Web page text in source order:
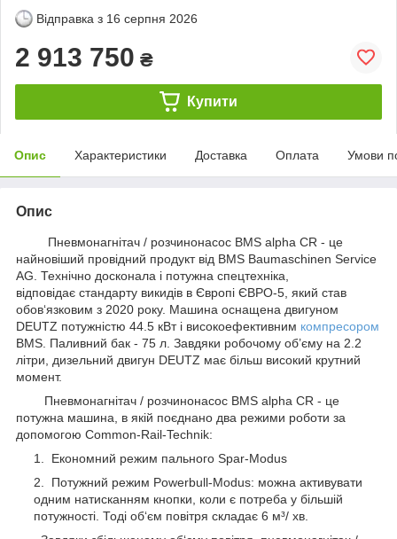
Відправка з 16 серпня 2026
2 913 750 ₴
Купити
Опис Характеристики Доставка Оплата Умови
Опис
Пневмонагнітач / розчинонасос BMS alpha CR - це
найновіший провідний продукт від BMS Baumaschinen Service
AG. Технічно досконала і потужна спецтехніка,
відповідає стандарту викидів в Європі ЄВРО-5, який став
обов‘язковим з 2020 року. Машина оснащена двигуном
DEUTZ потужністю 44.5 кВт і високоефективним компресором
BMS. Паливний бак - 75 л. Завдяки робочому об’єму на 2.2
літри, дизельний двигун DEUTZ має більш високий крутний
момент.
Пневмонагнітач / розчинонасос BMS alpha CR - це
потужна машина, в якій поєднано два режими роботи за
допомогою Common-Rail-Technik:
Економний режим пального Spar-Modus
Потужний режим Powerbull-Modus: можна активувати
одним натисканням кнопки, коли є потреба у більшій
потужності. Тоді об‘єм повітря складає 6 м³/ хв.